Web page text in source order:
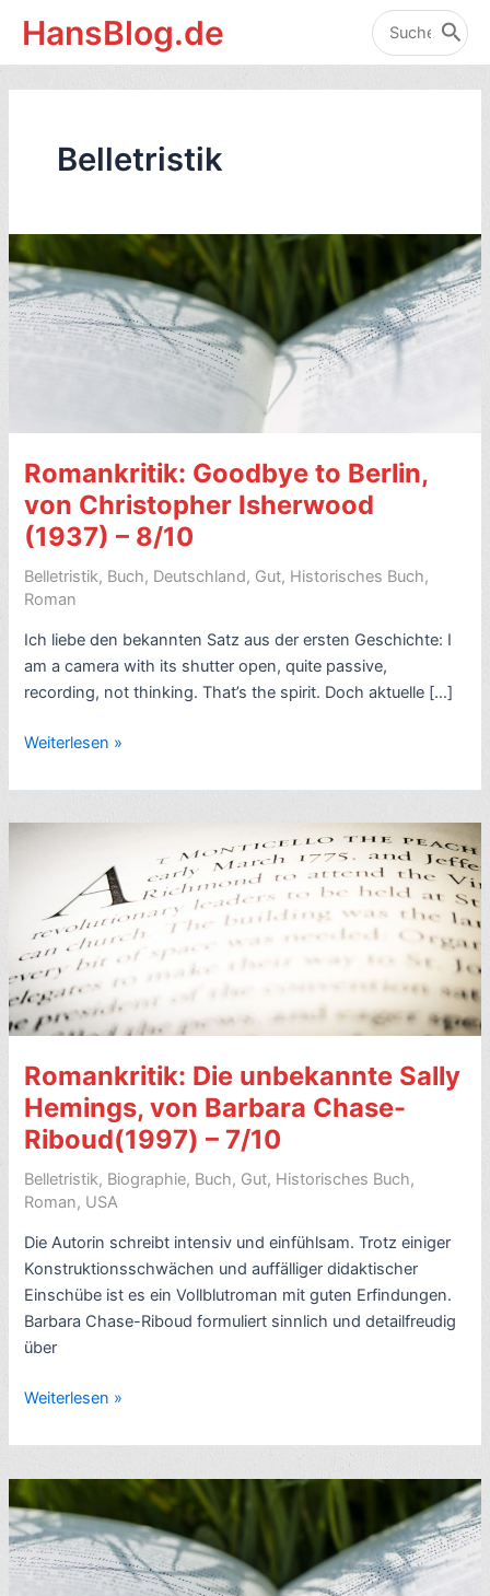
Inhalt
springen
HansBlog.de
Search
for:
Belletristik
Romankritik: Goodbye to Berlin,
von Christopher Isherwood
(1937) – 8/10
Belletristik, Buch, Deutschland, Gut, Historisches Buch,
Roman
Ich liebe den bekannten Satz aus der ersten Geschichte: I
am a camera with its shutter open, quite passive,
recording, not thinking. That’s the spirit. Doch aktuelle […]
Romankritik:
to
Berlin,
Christopher
Isherwood
(1937)
–
8/10
Weiterlesen »
Romankritik: Die unbekannte Sally
Hemings, von Barbara Chase-
Riboud(1997) – 7/10
Belletristik, Biographie, Buch, Gut, Historisches Buch,
Roman, USA
Die Autorin schreibt intensiv und einfühlsam. Trotz einiger
Konstruktionsschwächen und auffälliger didaktischer
Einschübe ist es ein Vollblutroman mit guten Erfindungen.
Barbara Chase-Riboud formuliert sinnlich und detailfreudig
über
Romankritik:
unbekannte
Sally
Hemings,
von
Barbara
Chase-
Weiterlesen »